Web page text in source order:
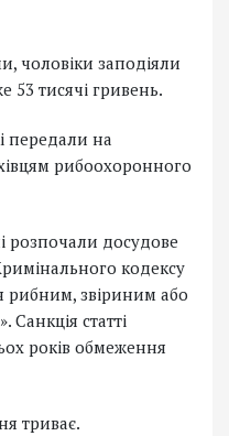
чоловіки заподіяли
53 тисячі гривень.
передали на
рибоохоронного
розпочали досудове
кодексу
рибним, звіриним або
статті
років обмеження
триває.